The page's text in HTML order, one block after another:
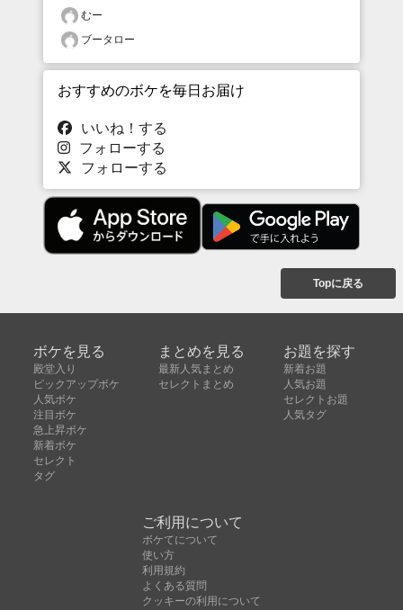
むー
ブータロー
おすすめのボケを毎日お届け
いいね！する
フォローする
フォローする
Topに戻る
ボケを見る
殿堂入り
ピックアップボケ
人気ボケ
注目ボケ
急上昇ボケ
新着ボケ
セレクト
タグ
まとめを見る
最新人気まとめ
セレクトまとめ
お題を探す
新着お題
人気お題
セレクトお題
人気タグ
ご利用について
ボケてについて
使い方
利用規約
よくある質問
クッキーの利用について